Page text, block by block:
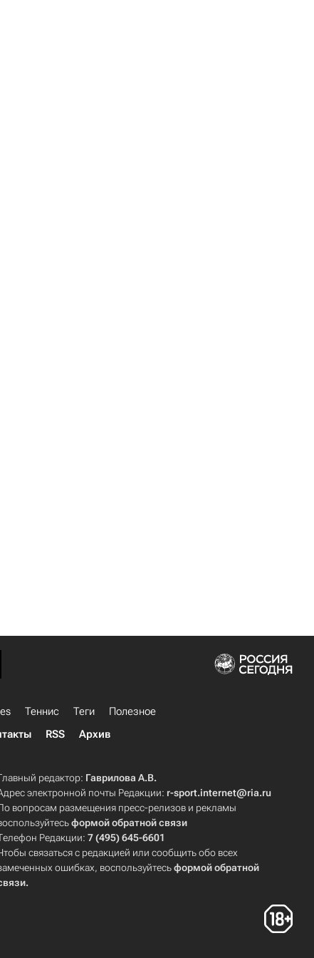
Теннис Теги
Полезное
RSS Архив
редактор: Гаврилова А.В.
электронной почты Редакции: r-sport.internet@ria.ru
вопросам размещения пресс-релизов и рекламы
формой обратной связи
Редакции:7 (495) 645-6601
связаться с редакцией или сообщить обо всех
ошибках, воспользуйтесьформой обратной
.